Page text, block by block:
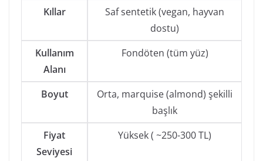
Kıllar
Saf sentetik (vegan, hayvan
dostu)
Kullanım
Alanı
Fondöten (tüm yüz)
Boyut
Orta, marquise (almond) şekilli
başlık
Fiyat
Seviyesi
Yüksek ( ~250-300 TL)